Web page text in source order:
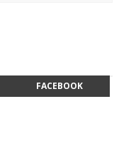
FACEBOOK